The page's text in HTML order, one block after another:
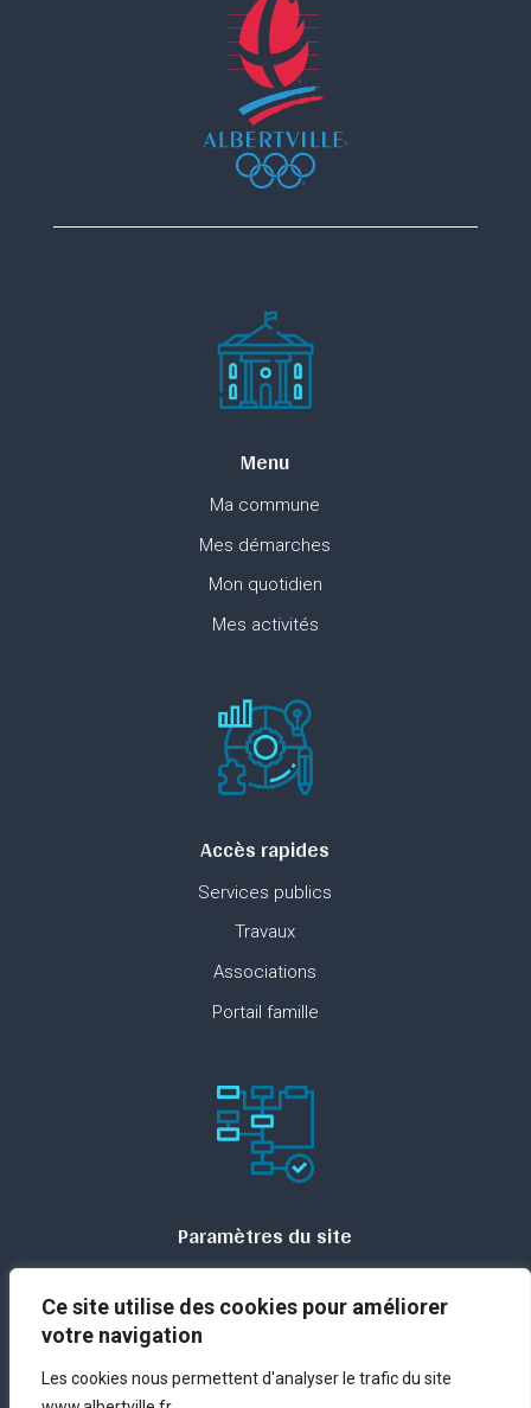
Ce site utilise des cookies pour améliorer
votre navigation
Les cookies nous permettent d'analyser le trafic du site
Menu
Ma commune
Mes démarches
Mon quotidien
Mes activités
Accès rapides
Services publics
Travaux
Associations
Portail famille
Paramètres du site
Contact